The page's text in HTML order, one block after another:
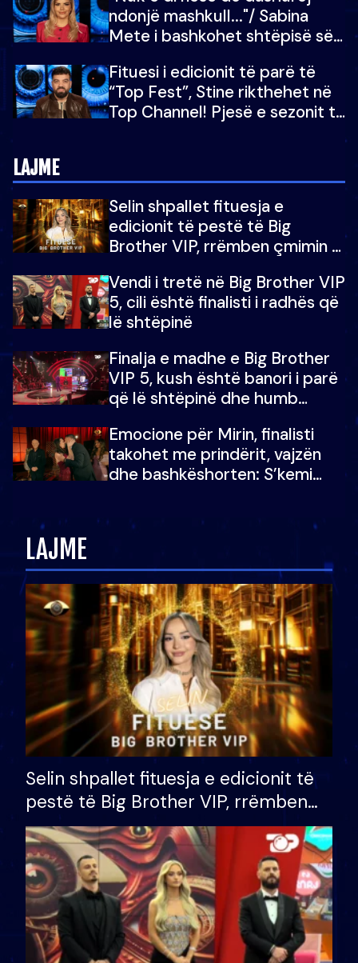
ndonjë mashkull..."/ Sabina
Mete i bashkohet shtëpisë së
për në fund!
Fituesi i edicionit të parë të
“Top Fest”, Stine rikthehet në
Top Channel! Pjesë e sezonit të
LAJME
Selin shpallet fituesja e
edicionit të pestë të Big
Brother VIP, rrëmben çmimin e
Vendi i tretë në Big Brother VIP
5, cili është finalisti i radhës që
lë shtëpinë
Finalja e madhe e Big Brother
VIP 5, kush është banori i parë
që lë shtëpinë dhe humb
çmimin e madh
Emocione për Mirin, finalisti
takohet me prindërit, vajzën
dhe bashkëshorten: S’kemi
LAJME
Selin shpallet fituesja e edicionit të
pestë të Big Brother VIP, rrëmben
çmimin e madh prej 100 mijë eurosh